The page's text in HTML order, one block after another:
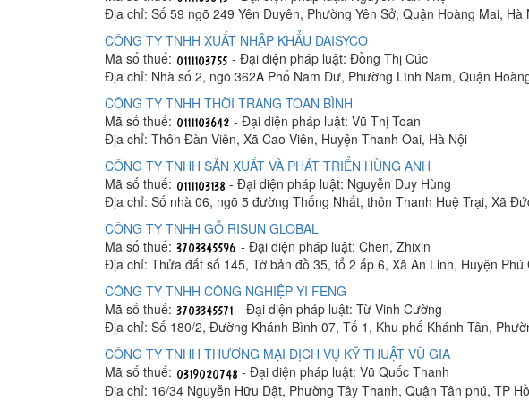
Địa chỉ: Số 59 ngõ 249 Yên Duyên, Phường Yên Sở, Quận Hoàng Mai, Hà
CÔNG TY TNHH XUẤT NHẬP KHẨU DAISYCO
Mã số thuế:
- Đại diện pháp luật: Đồng Thị Cúc
Địa chỉ: Nhà số 2, ngõ 362A Phố Nam Dư, Phường Lĩnh Nam, Quận
CÔNG TY TNHH THỜI TRANG TOAN BÌNH
Mã số thuế:
- Đại diện pháp luật: Vũ Thị Toan
Địa chỉ: Thôn Đàn Viên, Xã Cao Viên, Huyện Thanh Oai, Hà Nội
CÔNG TY TNHH SẢN XUẤT VÀ PHÁT TRIỂN HÙNG ANH
Mã số thuế:
- Đại diện pháp luật: Nguyễn Duy Hùng
Địa chỉ: Số nhà 06, ngõ 5 đường Thống Nhất, thôn Thanh Huệ Trại, Xã
CÔNG TY TNHH GỖ RISUN GLOBAL
Mã số thuế:
- Đại diện pháp luật: Chen, Zhixin
Địa chỉ: Thửa đất số 145, Tờ bản đồ 35, tổ 2 ấp 6, Xã An Linh, Huyện Phú
CÔNG TY TNHH CÔNG NGHIỆP YI FENG
Mã số thuế:
- Đại diện pháp luật: Từ Vinh Cường
Địa chỉ: Số 180/2, Đường Khánh Bình 07, Tổ 1, Khu phố Khánh Tân,
CÔNG TY TNHH THƯƠNG MẠI DỊCH VỤ KỸ THUẬT VŨ GIA
Mã số thuế:
- Đại diện pháp luật: Vũ Quốc Thanh
Địa chỉ: 16/34 Nguyễn Hữu Dật, Phường Tây Thạnh, Quận Tân phú, TP